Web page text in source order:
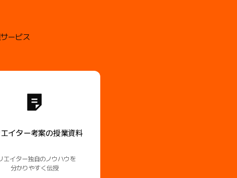
ービス
イター考案の授業資料
エイター独自のノウハウを
分かりやすく伝授